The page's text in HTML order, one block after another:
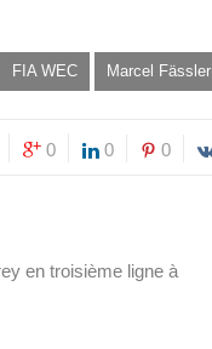
FIA WEC Marcel Fässler
0 0 0
en troisième ligne à